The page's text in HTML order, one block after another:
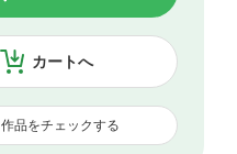
カートへ
作品をチェックする